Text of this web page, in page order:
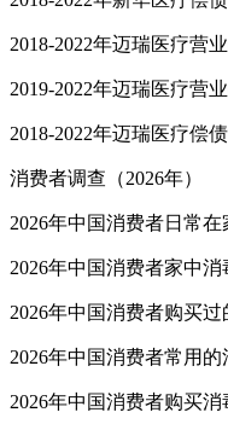
2018-2022年迈瑞医疗营
2019-2022年迈瑞医疗营
2018-2022年迈瑞医疗偿
消费者调查（2026年）
2026年中国消费者日常
2026年中国消费者家中
2026年中国消费者购买
2026年中国消费者常用的
2026年中国消费者购买